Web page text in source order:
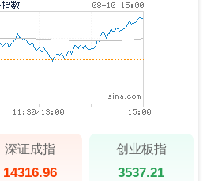
深证成指
14316.96
创业板指
3537.21